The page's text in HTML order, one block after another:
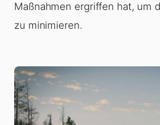
Maßnahmen ergriffen hat, um
zu minimieren.